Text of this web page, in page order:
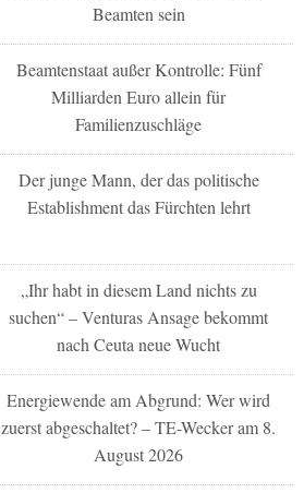
Beamten sein
Beamtenstaat außer Kontrolle: Fünf
Milliarden Euro allein für
Familienzuschläge
Der junge Mann, der das politische
Establishment das Fürchten lehrt
„Ihr habt in diesem Land nichts zu
suchen“ – Venturas Ansage bekommt
nach Ceuta neue Wucht
Energiewende am Abgrund: Wer wird
zuerst abgeschaltet? – TE-Wecker am 8.
August 2026